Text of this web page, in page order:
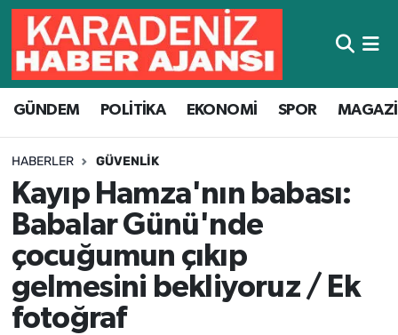
GÜNDEM POLİTİKA EKONOMİ SPOR
HABERLER GÜVENLIK
Kayıp Hamza'nın babası:
Babalar Günü'nde
çocuğumun çıkıp
gelmesini bekliyoruz / Ek
fotoğraf
Hava Durumu
Trafik Durumu
Süper Lig Puan Durumu ve Fikstür
Tüm Manşetler
Son Dakika Haberleri
Haber Arşivi